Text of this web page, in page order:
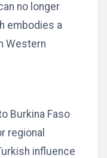
no longer
embodies a
Western
Burkina Faso
regional
influence